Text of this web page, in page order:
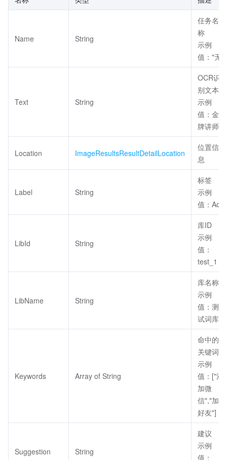
Name String
任务名
称
示例
值："无"
Text String
OCR识
别文本
示例
值：金
牌讲师
Location ImageResultsResultDetailLocation
位置信
息
Label String
标签
示例
值：Ad
LibId String
库ID
示例
值：
test_1
LibName String
库名称
示例
值：测
试词库
Keywords Array of String
命中的
关键词
示例
值：["添
加微
信","加
好友"]
Suggestion String
建议
示例
值：